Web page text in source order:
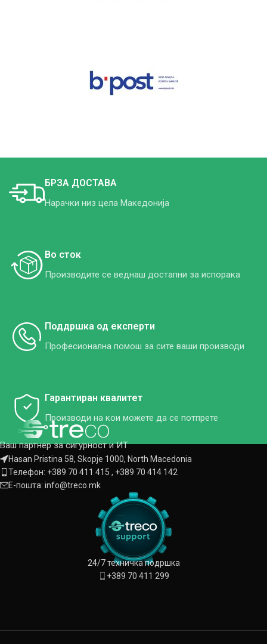
БРЗА ДОСТАВА
Нарачки низ цела Македонија
Во сток
Производите се веднаш достапни за испорака
Поддршка од експерти
Професионална помош за сите ваши производи
Гарантиран квалитет
Производи на кои можете да се потпрете
Ваш партнер за сигурност и ИТ
Hasan Pristina 58, Skopje 1000, North Macedonia
Телефон: +389 70 411 415 , +389 70 414 142
Е-пошта: info@treco.mk
24/7 техничка подршка
+389 70 411 299